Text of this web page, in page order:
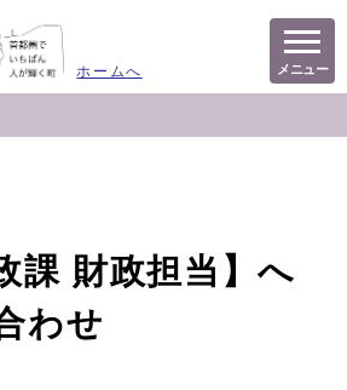
ホームへ メニュー
課 財政担当】へ
わせ